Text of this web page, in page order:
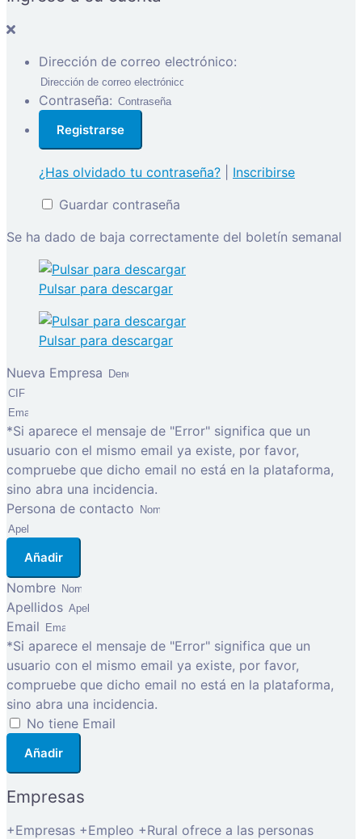
Dirección de correo electrónico:
Contraseña:
¿Has olvidado tu contraseña?
Inscribirse
Guardar contraseña
Se ha dado de baja correctamente del boletín semanal
Pulsar para descargar
Pulsar para descargar
Nueva Empresa
*Si aparece el mensaje de "Error" significa que un
usuario con el mismo email ya existe, por favor,
compruebe que dicho email no está en la plataforma,
sino abra una incidencia.
Persona de contacto
Añadir
Nombre
Apellidos
Email
*Si aparece el mensaje de "Error" significa que un
usuario con el mismo email ya existe, por favor,
compruebe que dicho email no está en la plataforma,
sino abra una incidencia.
No tiene Email
Añadir
Empresas
+Empresas +Empleo +Rural ofrece a las personas